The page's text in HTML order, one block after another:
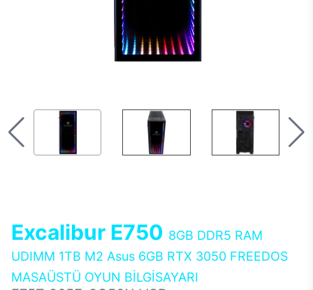
Excalibur E750 8GB DDR5 RAM
UDIMM 1TB M2 Asus 6GB RTX 3050 FREEDOS
MASAÜSTÜ OYUN BİLGİSAYARI